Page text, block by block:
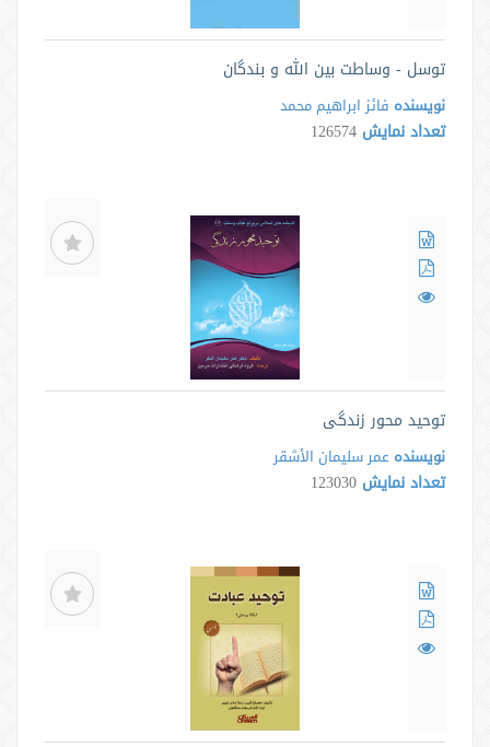
توسل - وساطت بین الله و بندگان
نویسنده فائز ابراهیم محمد
تعداد نمایش 126574
توحید محور زندگی
نویسنده عمر سلیمان الأشقر
تعداد نمایش 123030